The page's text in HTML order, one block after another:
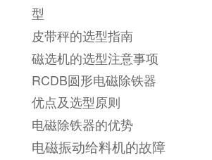
型
皮带秤的选型指南
磁选机的选型注意事项
RCDB圆形电磁除铁器
优点及选型原则
电磁除铁器的优势
电磁振动给料机的故障